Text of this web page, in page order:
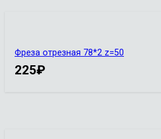
Фреза отрезная 78*2 z=50
225₽